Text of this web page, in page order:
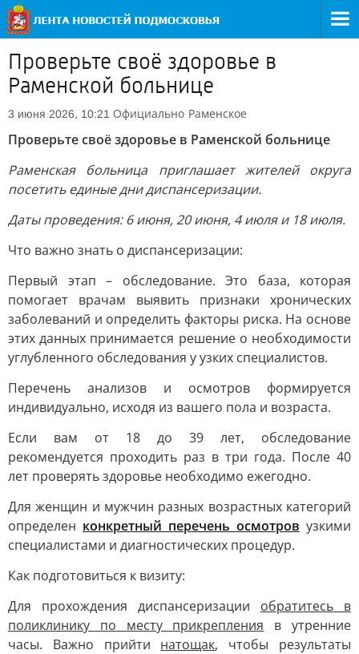
Проверьте своё здоровье в
Раменской больнице
3 июня 2026, 10:21 Официально Раменское
Проверьте своё здоровье в Раменской больнице
Раменская больница приглашает жителей округа
посетить единые дни диспансеризации.
Даты проведения: 6 июня, 20 июня, 4 июля и 18 июля.
Что важно знать о диспансеризации:
Первый этап – обследование. Это база, которая
помогает врачам выявить признаки хронических
заболеваний и определить факторы риска. На основе
этих данных принимается решение о необходимости
углубленного обследования у узких специалистов.
Перечень анализов и осмотров формируется
индивидуально, исходя из вашего пола и возраста.
Если вам от 18 до 39 лет, обследование
рекомендуется проходить раз в три года. После 40
лет проверять здоровье необходимо ежегодно.
Для женщин и мужчин разных возрастных категорий
определен конкретный перечень осмотров узкими
специалистами и диагностических процедур.
Как подготовиться к визиту:
Для прохождения диспансеризации обратитесь в
поликлинику по месту прикрепления в утренние
часы. Важно прийти натощак, чтобы результаты